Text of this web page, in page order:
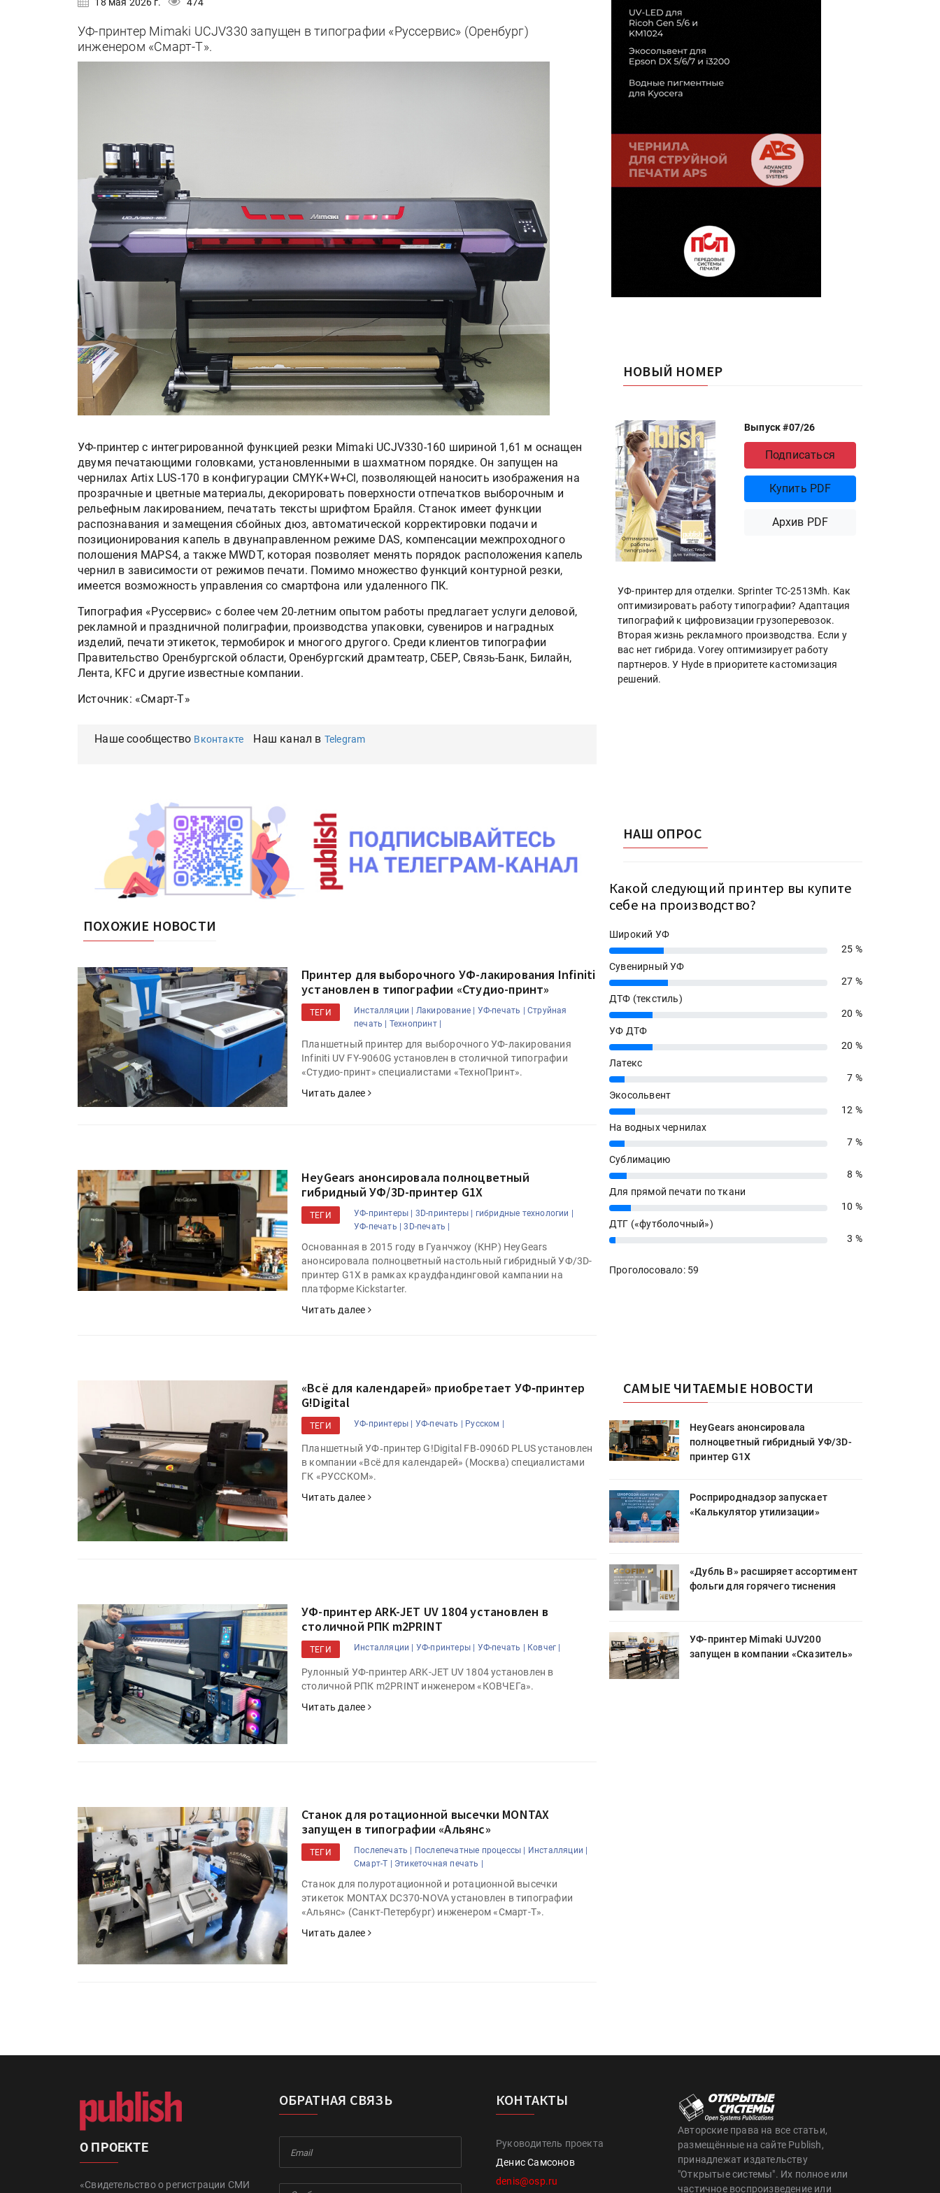
УФ-принтер Mimaki UCJV330 запущен в типографии «Руссервис» (Оренбург)
инженером «Смарт-Т».
УФ-принтер с интегрированной функцией резки Mimaki UCJV330-160 шириной 1,61 м оснащен
двумя печатающими головками, установленными в шахматном порядке. Он запущен на
чернилах Artix LUS-170 в конфигурации CMYK+W+Cl, позволяющей наносить изображения на
прозрачные и цветные материалы, декорировать поверхности отпечатков выборочным и
рельефным лакированием, печатать тексты шрифтом Брайля. Станок имеет функции
распознавания и замещения сбойных дюз, автоматической корректировки подачи и
позиционирования капель в двунаправленном режиме DAS, компенсации межпроходного
полошения MAPS4, а также MWDT, которая позволяет менять порядок расположения капель
чернил в зависимости от режимов печати. Помимо множество функций контурной резки,
имеется возможность управления со смартфона или удаленного ПК.
Типография «Руссервис» с более чем 20-летним опытом работы предлагает услуги деловой,
рекламной и праздничной полиграфии, производства упаковки, сувениров и наградных
изделий, печати этикеток, термобирок и многого другого. Среди клиентов типографии
Правительство Оренбургской области, Оренбургский драмтеатр, СБЕР, Связь-Банк, Билайн,
Лента, KFC и другие известные компании.
Источник: «Смарт-Т»
Наше сообщество Вконтакте Наш канал в Telegram
ПОХОЖИЕ НОВОСТИ
Принтер для выборочного УФ-лакирования Infiniti
установлен в типографии «Студио-принт»
ТЕГИ Инсталляции | Лакирование | УФ-печать |
Струйная
печать |
Технопринт |
Планшетный принтер для выборочного УФ-лакирования
Infiniti UV FY-9060G установлен в столичной типографии
«Студио-принт» специалистами «ТехноПринт».
Читать далее
HeyGears анонсировала полноцветный
гибридный УФ/3D-принтер G1X
ТЕГИ УФ-принтеры | 3D-принтеры |
гибридные технологии |
УФ-печать |
3D-печать |
Основанная в 2015 году в Гуанчжоу (КНР) HeyGears
анонсировала полноцветный настольный гибридный УФ/3D-
принтер G1X в рамках краудфандинговой кампании на
платформе Kickstarter.
Читать далее
«Всё для календарей» приобретает УФ‑принтер
G!Digital
ТЕГИ УФ-принтеры | УФ-печать | Русском |
Планшетный УФ‑принтер G!Digital FB‑0906D PLUS установлен
в компании «Всё для календарей» (Москва) специалистами
ГК «РУССКОМ».
Читать далее
УФ-принтер ARK-JET UV 1804 установлен в
столичной РПК m2PRINT
ТЕГИ Инсталляции | УФ-принтеры | УФ-печать | Ковчег |
Рулонный УФ-принтер ARK-JET UV 1804 установлен в
столичной РПК m2PRINT инженером «КОВЧЕГа».
Читать далее
Станок для ротационной высечки MONTAX
запущен в типографии «Альянс»
ТЕГИ Послепечать | Послепечатные процессы | Инсталляции |
Смарт-Т | Этикеточная печать |
Станок для полуротационной и ротационной высечки
этикеток MONTAX DC370-NOVA установлен в типографии
«Альянс» (Санкт-Петербург) инженером «Смарт-Т».
Читать далее
НОВЫЙ НОМЕР
Выпуск #07/26
Подписаться
Купить PDF
Архив PDF
УФ-принтер для отделки. Sprinter ТС-2513Mh. Как
оптимизировать работу типографии? Адаптация
типографий к цифровизации грузоперевозок.
Вторая жизнь рекламного производства. Если у
вас нет гибрида. Vorey оптимизирует работу
партнеров. У Hyde в приоритете кастомизация
решений.
НАШ ОПРОС
Какой следующий принтер вы купите
себе на производство?
Широкий УФ
25%
25 %
Сувенирный УФ
27%
27 %
ДТФ (текстиль)
20%
20 %
УФ ДТФ
20%
20 %
Латекс
7%
7 %
Экосольвент
12%
12 %
На водных чернилах
7%
7 %
Сублимацию
8%
8 %
Для прямой печати по ткани
10%
10 %
ДТГ («футболочный»)
3% 3 %
Проголосовало: 59
САМЫЕ ЧИТАЕМЫЕ НОВОСТИ
HeyGears анонсировала
полноцветный гибридный УФ/3D-
принтер G1X
Росприроднадзор запускает
«Калькулятор утилизации»
УФ-принтер Mimaki UJV200
запущен в компании «Сказитель»
HeyGears анонсировала
полноцветный гибридный УФ/3D-
принтер G1X
запущен в компании «Сказитель»
HeyGears анонсировала
полноцветный гибридный УФ/3D-
принтер G1X
Росприроднадзор запускает
«Калькулятор утилизации»
«Дубль В» расширяет ассортимент
фольги для горячего тиснения
УФ-принтер Mimaki UJV200
запущен в компании «Сказитель»
О ПРОЕКТЕ
«Свидетельство о регистрации СМИ
ОБРАТНАЯ СВЯЗЬ КОНТАКТЫ
Руководитель проекта
Денис Самсонов
denis@osp.ru
Авторские права на все статьи,
размещённые на сайте Publish,
принадлежат издательству
"Открытые системы". Их полное или
частичное воспроизведение или